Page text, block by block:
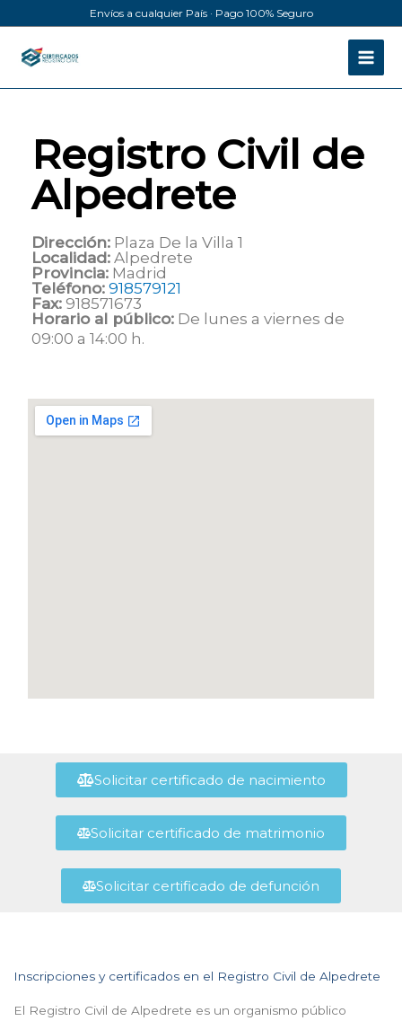
al
contenido
Envíos a cualquier País · Pago 100% Seguro
Registro Civil de
Alpedrete
Dirección: Plaza De la Villa 1
Localidad: Alpedrete
Provincia: Madrid
Teléfono: 918579121
Fax: 918571673
Horario al público: De lunes a viernes de
09:00 a 14:00 h.
Solicitar certificado de nacimiento
Solicitar certificado de matrimonio
Solicitar certificado de defunción
Inscripciones y certificados en el Registro Civil de Alpedrete
El Registro Civil de Alpedrete es un organismo público